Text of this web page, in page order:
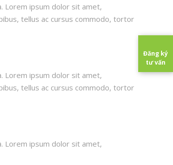
Đăng ký
tư vấn
Lorem ipsum dolor sit amet,
tellus ac cursus commodo, tortor
Lorem ipsum dolor sit amet,
tellus ac cursus commodo, tortor
Lorem ipsum dolor sit amet,